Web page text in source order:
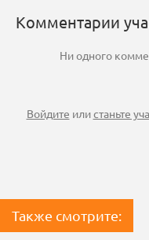
Комментарии
Ни одного
Войдите илистаньте
Также смотрите: